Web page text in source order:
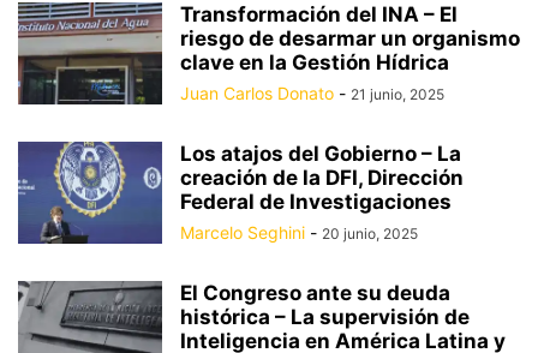
Transformación del INA – El
riesgo de desarmar un organismo
clave en la Gestión Hídrica
Juan Carlos Donato - 21 junio, 2025
Los atajos del Gobierno – La
creación de la DFI, Dirección
Federal de Investigaciones
Marcelo Seghini - 20 junio, 2025
El Congreso ante su deuda
histórica – La supervisión de
Inteligencia en América Latina y